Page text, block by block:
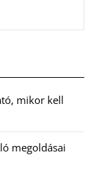
mikor kell
megoldásai